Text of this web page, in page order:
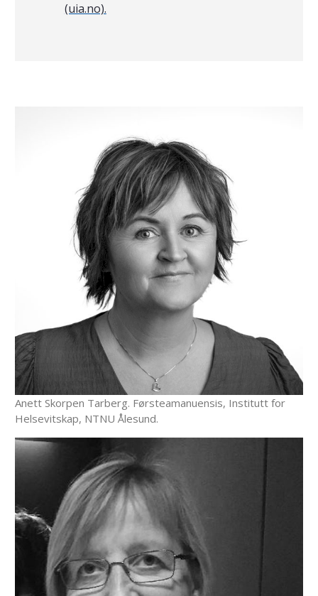
(uia.no).
Anett Skorpen Tarberg. Førsteamanuensis, Institutt for
Helsevitskap, NTNU Ålesund.